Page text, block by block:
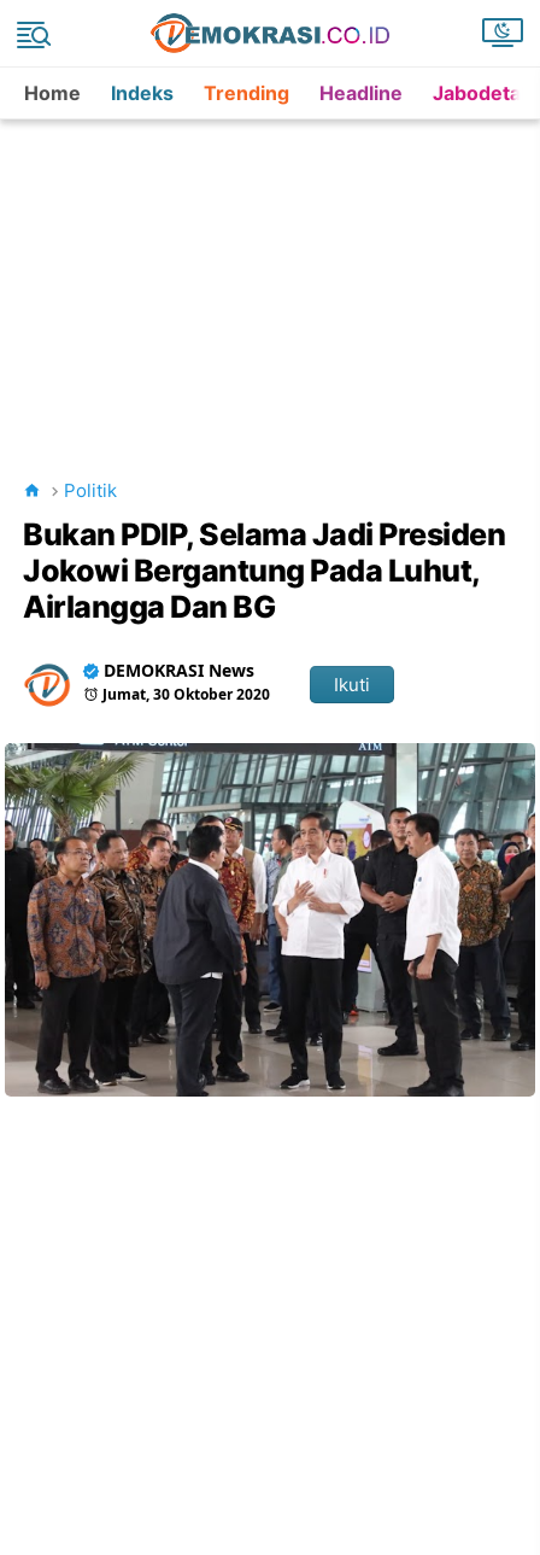
Home Indeks Trending Headline
Politik
Bukan PDIP, Selama Jadi Presiden
Jokowi Bergantung Pada Luhut,
Airlangga Dan BG
DEMOKRASI News
Jumat, 30 Oktober 2020 Ikuti